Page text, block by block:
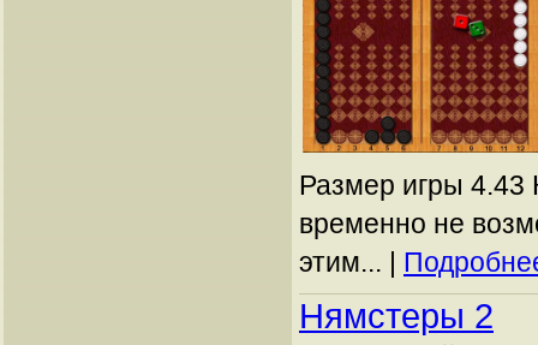
Размер игры 4.43
временно не
этим... |
Нямстеры 2